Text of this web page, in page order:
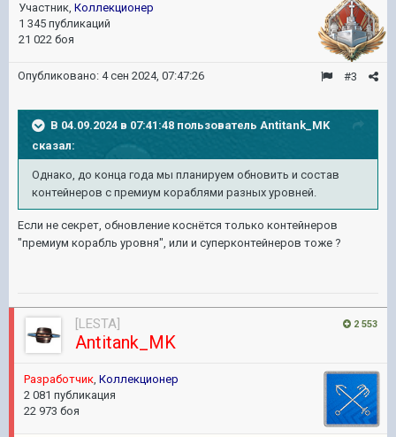
Участник, Коллекционер
1 345 публикаций
21 022 боя
#3
Опубликовано: 4 сен 2024, 07:47:26
В 04.09.2024 в 07:41:48 пользователь Antitank_MK
сказал:
Однако, до конца года мы планируем обновить и состав
контейнеров с премиум кораблями разных уровней.
Если не секрет, обновление коснётся только контейнеров
"премиум корабль уровня", или и суперконтейнеров тоже ?
2 553
[LESTA]
Antitank_MK
Разработчик, Коллекционер
2 081 публикация
22 973 боя